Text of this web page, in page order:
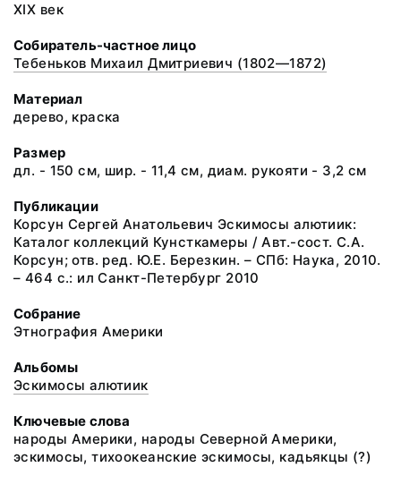
XIX век
Собиратель-частное лицо
Тебеньков Михаил Дмитриевич (1802—1872)
Материал
дерево, краска
Размер
дл. - 150 см, шир. - 11,4 см, диам. рукояти - 3,2 см
Публикации
Корсун Сергей Анатольевич Эскимосы алютиик:
Каталог коллекций Кунсткамеры / Авт.-сост. С.А.
Корсун; отв. ред. Ю.Е. Березкин. – СПб: Наука, 2010.
– 464 с.: ил Санкт-Петербург 2010
Собрание
Этнография Америки
Альбомы
Эскимосы алютиик
Ключевые слова
народы Америки, народы Северной Америки,
эскимосы, тихоокеанские эскимосы, кадьякцы (?)